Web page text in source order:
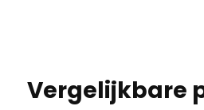
Vergelijkbare